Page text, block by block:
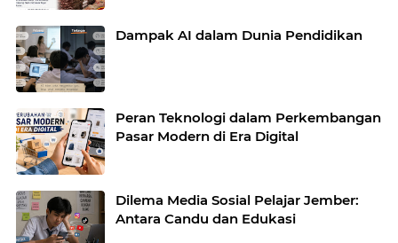
Dampak AI dalam Dunia Pendidikan
Peran Teknologi dalam Perkembangan
Pasar Modern di Era Digital
Dilema Media Sosial Pelajar Jember:
Antara Candu dan Edukasi